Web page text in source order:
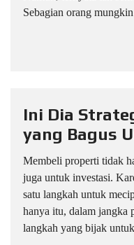
Sebagian orang
Ini Dia
yang Bagus
Membeli properti tidak
juga untuk investasi.
satu langkah untuk
hanya itu, dalam jangka
langkah yang bijak